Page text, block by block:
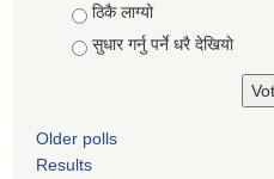
ठिकै लाग्यो
सुधार गर्नु पर्ने धरै देखियाे
Older polls
Results